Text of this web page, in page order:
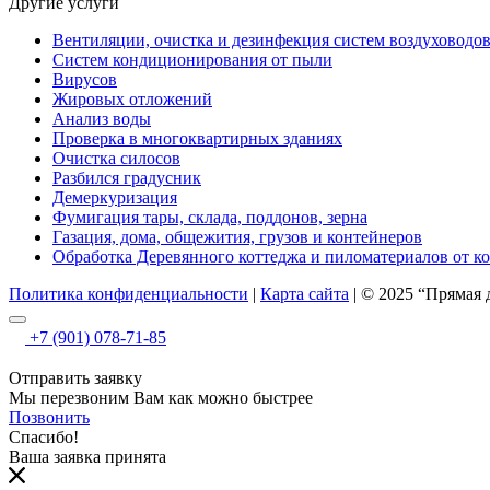
Вентиляции, очистка и дезинфекция систем воздуховодов
Систем кондиционирования от пыли
Вирусов
Жировых отложений
Анализ воды
Проверка в многоквартирных зданиях
Очистка силосов
Разбился градусник
Демеркуризация
Фумигация тары, склада, поддонов, зерна
Газация, дома, общежития, грузов и контейнеров
Обработка Деревянного коттеджа и пиломатериалов от
Политика конфиденциальности | Карта сайта | © 2025 “Прямая
+7 (901) 078-71-85
Отправить заявку
Мы перезвоним Вам как можно быстрее
Позвонить
Спасибо!
Ваша заявка принята